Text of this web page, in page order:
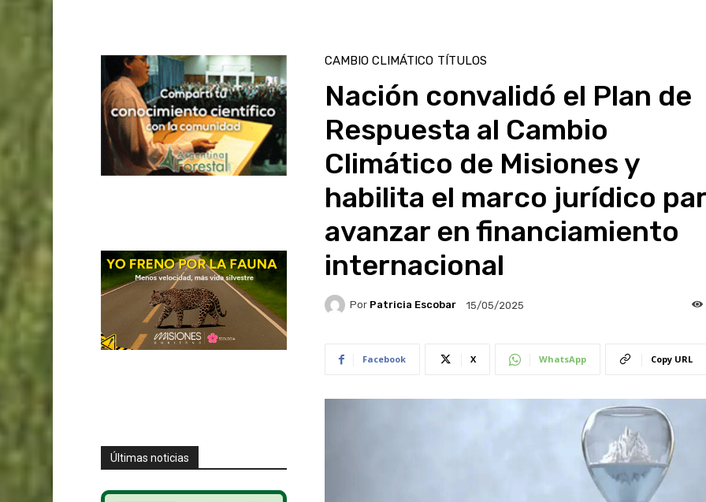
Últimas noticias
CAMBIO CLIMÁTICO TÍTULOS
Nación convalidó el Plan de
Respuesta al Cambio
Climático de Misiones y
habilita el marco jurídico
avanzar en financiamiento
internacional
Por Patricia Escobar 15/05/2025
Facebook X WhatsApp Copy URL